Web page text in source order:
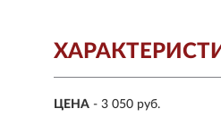
ЦЕНА - 3 050 руб.